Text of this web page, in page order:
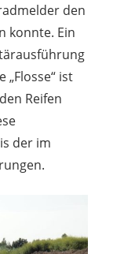
den
konnte. Ein
ist
Reifen
der im